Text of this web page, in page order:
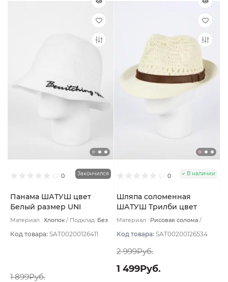
0 Закончился
Панама ШАТУШ цвет
Белый размер UNI
Материал : Хлопок Подклад: Без
Код товара: SAT00200126411
1 899Руб.
0 В наличии
Шляпа соломенная
ШАТУШ Трилби цвет
Кремовый размер UNI
Материал : Рисовая солома
Код товара: SAT00200126534
2 999Руб.
1 499Руб.